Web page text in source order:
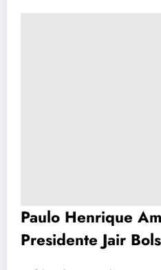
Paulo Henrique
Presidente Jair